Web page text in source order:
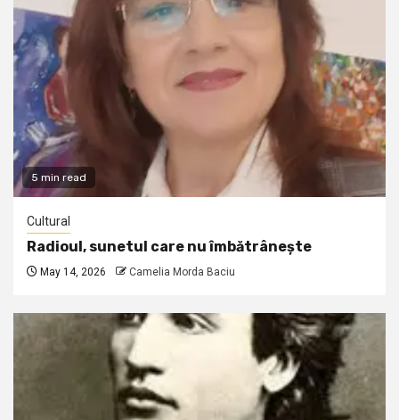
5 min read
Cultural
Radioul, sunetul care nu îmbătrânește
May 14, 2026 Camelia Morda Baciu